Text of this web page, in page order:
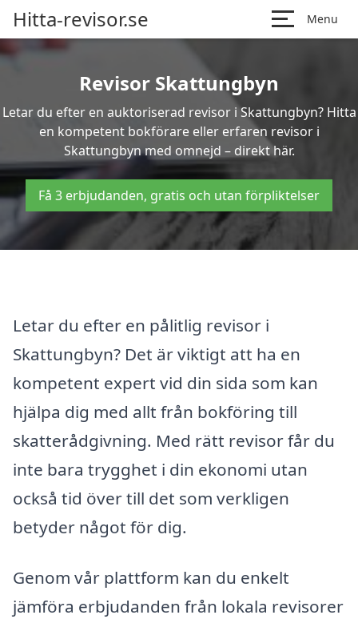
Hitta-revisor.se Menu
Revisor Skattungbyn
Letar du efter en auktoriserad revisor i Skattungbyn? Hitta
en kompetent bokförare eller erfaren revisor i
Skattungbyn med omnejd – direkt här.
Få 3 erbjudanden, gratis och utan förpliktelser
Letar du efter en pålitlig revisor i
Skattungbyn? Det är viktigt att ha en
kompetent expert vid din sida som kan
hjälpa dig med allt från bokföring till
skatterådgivning. Med rätt revisor får du
inte bara trygghet i din ekonomi utan
också tid över till det som verkligen
betyder något för dig.
Genom vår plattform kan du enkelt
jämföra erbjudanden från lokala revisorer